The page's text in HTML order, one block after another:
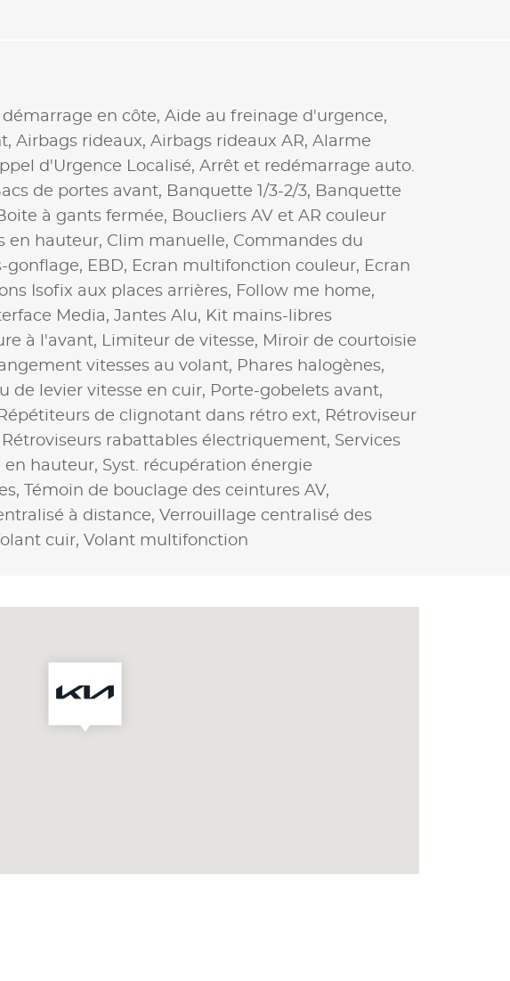
en côte, Aide au freinage d'urgence,
Airbags rideaux, Airbags rideaux AR, Alarme
d'Urgence Localisé, Arrêt et redémarrage auto.
de portes avant, Banquette 1/3-2/3, Banquette
à gants fermée, Boucliers AV et AR couleur
en hauteur, Clim manuelle, Commandes du
gonflage, EBD, Ecran multifonction couleur, Ecran
Isofix aux places arrières, Follow me home,
Media, Jantes Alu, Kit mains-libres
à l'avant, Limiteur de vitesse, Miroir de courtoisie
vitesses au volant, Phares halogènes,
de levier vitesse en cuir, Porte-gobelets avant,
Répétiteurs de clignotant dans rétro ext, Rétroviseur
Rétroviseurs rabattables électriquement, Services
en hauteur, Syst. récupération énergie
Témoin de bouclage des ceintures AV,
à distance, Verrouillage centralisé des
cuir, Volant multifonction